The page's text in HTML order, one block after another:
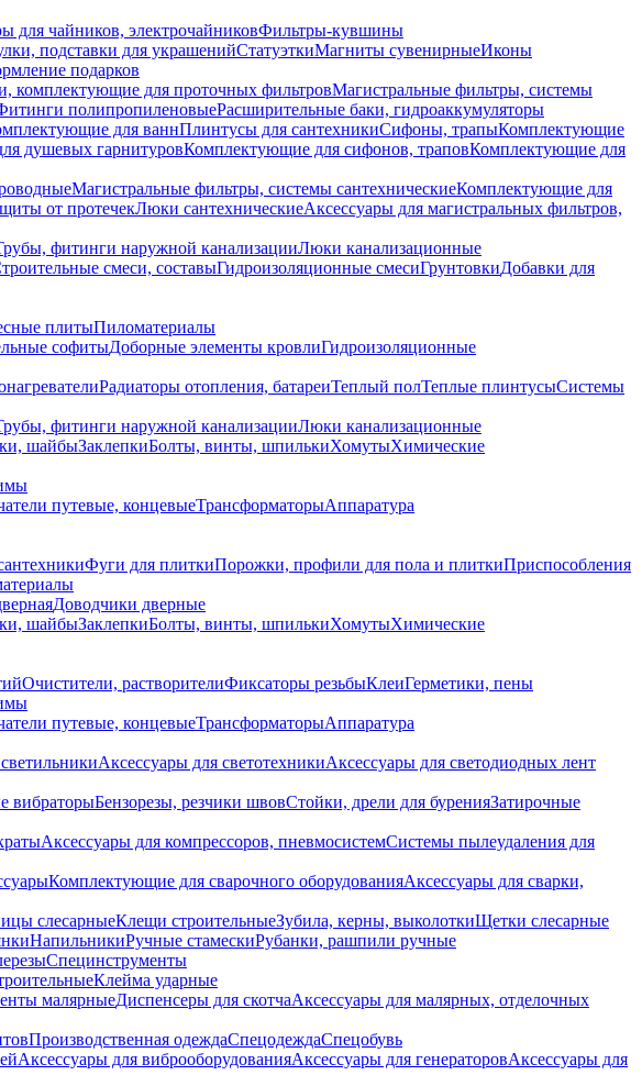
для чайников, электрочайниковФильтры-кувшины
подставки для украшенийСтатуэткиМагниты сувенирныеИконы
подарков
комплектующие для проточных фильтровМагистральные фильтры, системы
полипропиленовыеРасширительные баки, гидроаккумуляторы
для ваннПлинтусы для сантехникиСифоны, трапыКомплектующие
душевых гарнитуровКомплектующие для сифонов, траповКомплектующие для
Магистральные фильтры, системы сантехническиеКомплектующие для
от протечекЛюки сантехническиеАксессуары для магистральных фильтров,
фитинги наружной канализацииЛюки канализационные
смеси, составыГидроизоляционные смесиГрунтовкиДобавки для
плитыПиломатериалы
софитыДоборные элементы кровлиГидроизоляционные
Радиаторы отопления, батареиТеплый полТеплые плинтусыСистемы
фитинги наружной канализацииЛюки канализационные
шайбыЗаклепкиБолты, винты, шпилькиХомутыХимические
путевые, концевыеТрансформаторыАппаратура
Фуги для плиткиПорожки, профили для пола и плиткиПриспособления
Доводчики дверные
шайбыЗаклепкиБолты, винты, шпилькиХомутыХимические
Очистители, растворителиФиксаторы резьбыКлеиГерметики, пены
путевые, концевыеТрансформаторыАппаратура
Аксессуары для светотехникиАксессуары для светодиодных лент
вибраторыБензорезы, резчики швовСтойки, дрели для буренияЗатирочные
Аксессуары для компрессоров, пневмосистемСистемы пылеудаления для
Комплектующие для сварочного оборудованияАксессуары для сварки,
слесарныеКлещи строительныеЗубила, керны, выколоткиЩетки слесарные
НапильникиРучные стамескиРубанки, рашпили ручные
Специнструменты
Клейма ударные
малярныеДиспенсеры для скотчаАксессуары для малярных, отделочных
Производственная одеждаСпецодеждаСпецобувь
Аксессуары для виброоборудованияАксессуары для генераторовАксессуары для